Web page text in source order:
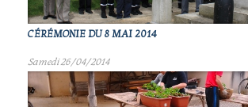
CÉRÉMONIE DU 8 MAI 2014
Samedi 26/04/2014